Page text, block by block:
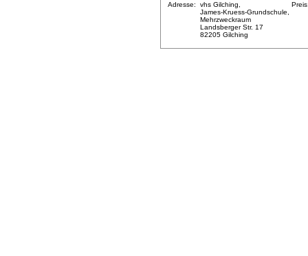
Adresse:
vhs Gilching,
James-Kruess-Grundschule,
Mehrzweckraum
Landsberger Str. 17
82205 Gilching